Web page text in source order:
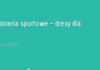
sportowe – dresy dla
2020